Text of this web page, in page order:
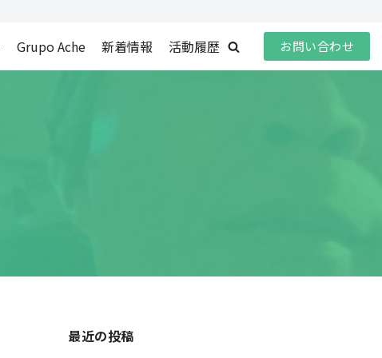
Grupo Ache 新着情報 活動履歴 お問い合わせ
最近の投稿